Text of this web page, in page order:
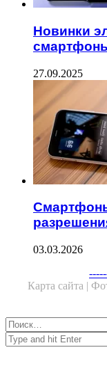
Новинки
27.09.2025
03.03.2026
Карта сайта |
Close
Найти:
Close